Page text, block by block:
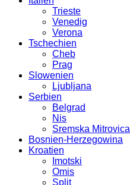
Trieste
Venedig
Verona
Tschechien
Cheb
Prag
Slowenien
Ljubljana
Serbien
Belgrad
Nis
Sremska Mitrovica
Bosnien-Herzegowina
Kroatien
Imotski
Omis
Split